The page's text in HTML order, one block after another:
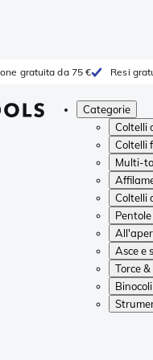
gratuita da 75 € Resi
Categorie
Coltelli
Coltelli
Multi-
Coltelli
Asce e
Torce
Binocoli